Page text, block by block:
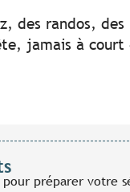
des randos,
jamais à court
pour préparer votre